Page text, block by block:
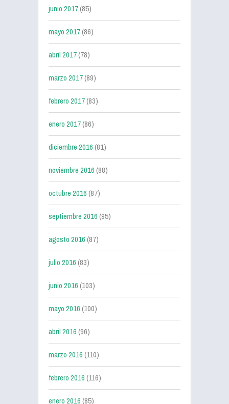
junio 2017(85)
mayo 2017(86)
abril 2017(78)
marzo 2017(89)
febrero 2017(83)
enero 2017(86)
diciembre 2016(81)
noviembre 2016(88)
octubre 2016(87)
septiembre 2016(95)
agosto 2016(87)
julio 2016(83)
junio 2016(103)
mayo 2016(100)
abril 2016(96)
marzo 2016(110)
febrero 2016(116)
enero 2016(85)